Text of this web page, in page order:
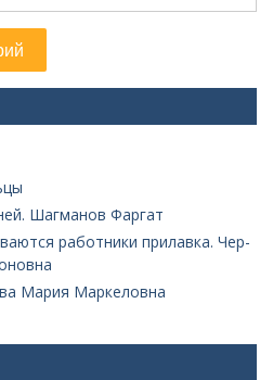
Шагманов Фаргат
работники прилавка. Чер­
Мария Маркеловна